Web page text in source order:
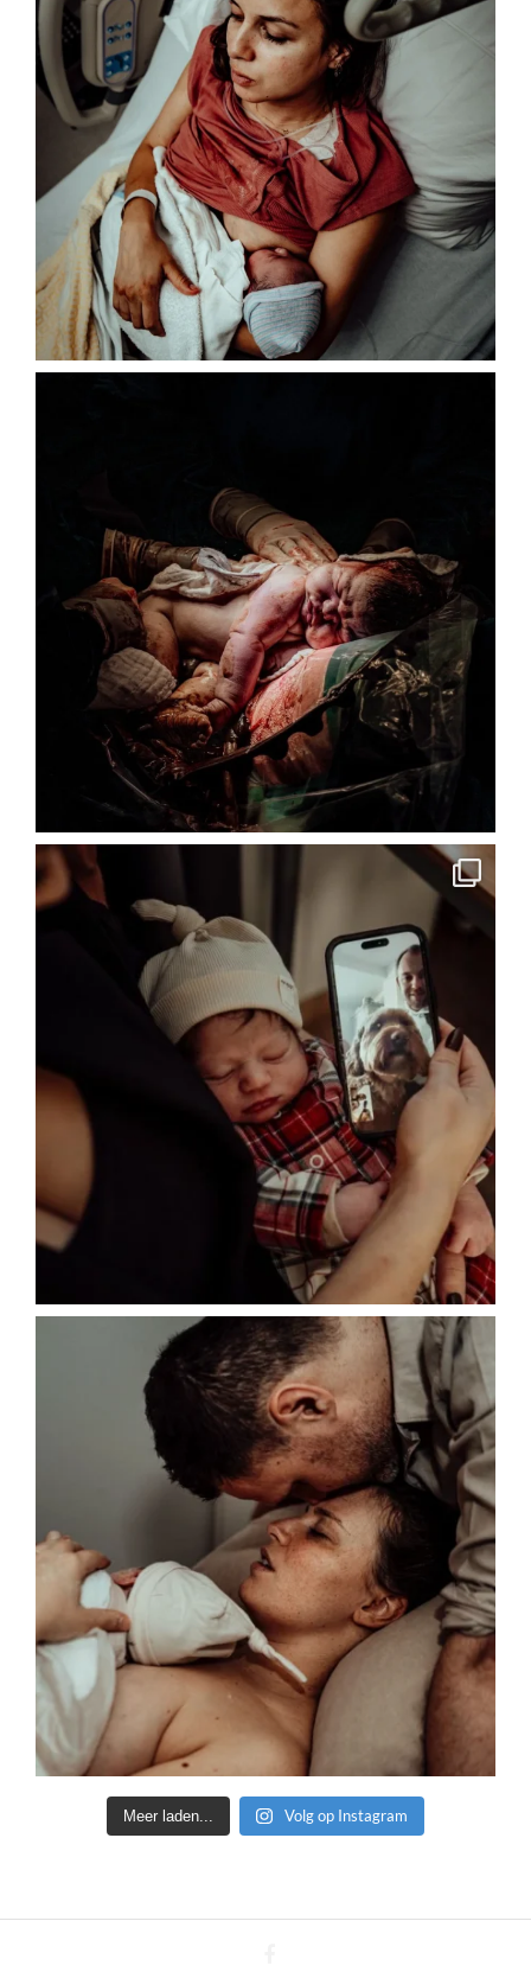
Meer laden... Volg op Instagram